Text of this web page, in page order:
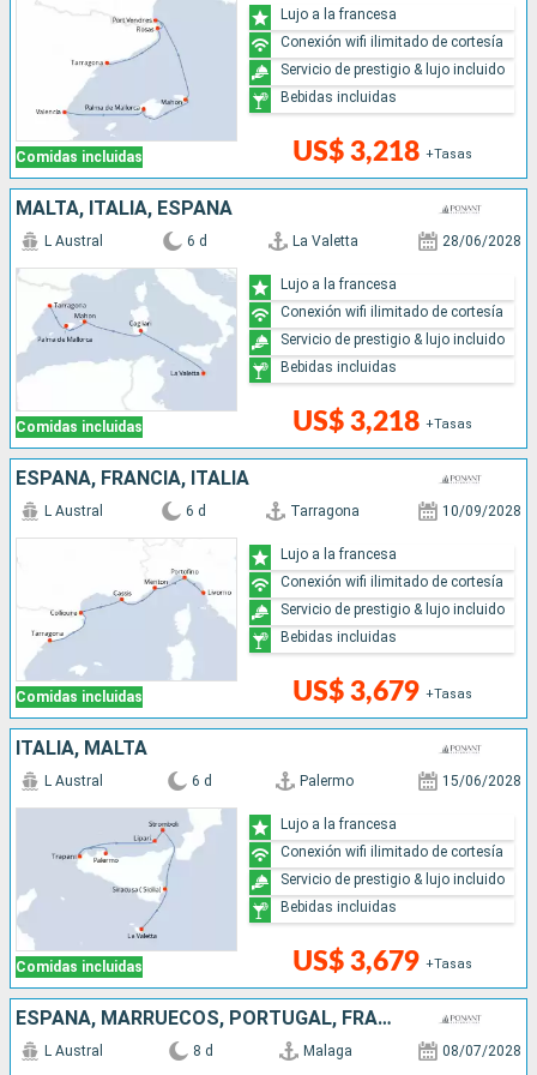
Comidas incluidas US$ 3,218 +Tasas
Lujo a la francesa
Conexión wifi ilimitado de cortesía
Servicio de prestigio & lujo incluido
Bebidas incluidas
MALTA, ITALIA, ESPAÑA
Comidas incluidas
L Austral 6 d La Valetta 28/06/2028
US$ 3,218 +Tasas
Lujo a la francesa
Conexión wifi ilimitado de cortesía
Servicio de prestigio & lujo incluido
Bebidas incluidas
ESPAÑA, FRANCIA, ITALIA
Comidas incluidas
L Austral 6 d Tarragona 10/09/2028
US$ 3,679 +Tasas
Lujo a la francesa
Conexión wifi ilimitado de cortesía
Servicio de prestigio & lujo incluido
Bebidas incluidas
ITALIA, MALTA
Comidas incluidas
L Austral 6 d Palermo 15/06/2028
US$ 3,679 +Tasas
Lujo a la francesa
Conexión wifi ilimitado de cortesía
Servicio de prestigio & lujo incluido
Bebidas incluidas
ESPAÑA, MARRUECOS, PORTUGAL, FRANCIA, SUDAFRICA
L Austral 8 d Malaga 08/07/2028